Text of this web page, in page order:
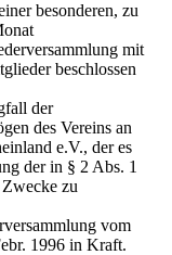
besonderen, zu
mit
beschlossen
der
des Vereins an
e.V., der es
der in § 2 Abs. 1
zu
vom
1996 in Kraft.